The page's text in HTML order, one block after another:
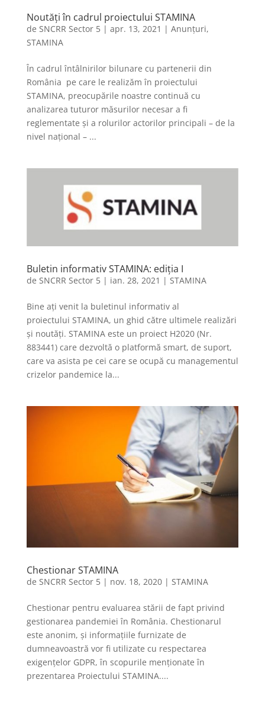
Noutăți în cadrul proiectului STAMINA
de SNCRR Sector 5| apr. 13, 2021 | Anunțuri,
STAMINA
În cadrul întâlnirilor bilunare cu partenerii din
România pe care le realizăm în proiectului
STAMINA, preocupările noastre continuă cu
analizarea tuturor măsurilor necesar a fi
reglementate și a rolurilor actorilor principali – de la
nivel național – ...
Buletin informativ STAMINA: ediția I
de SNCRR Sector 5| ian. 28, 2021 | STAMINA
Bine ați venit la buletinul informativ al
proiectului STAMINA, un ghid către ultimele realizări
și noutăți. STAMINA este un proiect H2020 (Nr.
883441) care dezvoltă o platformă smart, de suport,
care va asista pe cei care se ocupă cu managementul
crizelor pandemice la...
Chestionar STAMINA
de SNCRR Sector 5| nov. 18, 2020| STAMINA
Chestionar pentru evaluarea stării de fapt privind
gestionarea pandemiei în România. Chestionarul
este anonim, și informațiile furnizate de
dumneavoastră vor fi utilizate cu respectarea
exigențelor GDPR, în scopurile menționate în
prezentarea Proiectului STAMINA....